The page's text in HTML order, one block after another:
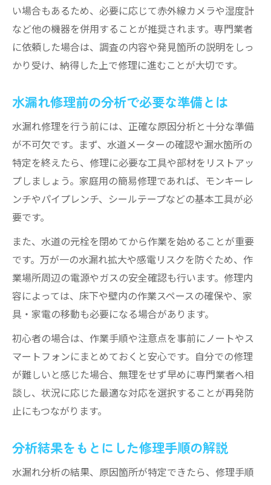
い場合もあるため、必要に応じて赤外線カメラや湿度計
など他の機器を併用することが推奨されます。専門業者
に依頼した場合は、調査の内容や発見箇所の説明をしっ
かり受け、納得した上で修理に進むことが大切です。
水漏れ修理前の分析で必要な準備とは
水漏れ修理を行う前には、正確な原因分析と十分な準備
が不可欠です。まず、水道メーターの確認や漏水箇所の
特定を終えたら、修理に必要な工具や部材をリストアッ
プしましょう。家庭用の簡易修理であれば、モンキーレ
ンチやパイプレンチ、シールテープなどの基本工具が必
要です。
また、水道の元栓を閉めてから作業を始めることが重要
です。万が一の水漏れ拡大や感電リスクを防ぐため、作
業場所周辺の電源やガスの安全確認も行います。修理内
容によっては、床下や壁内の作業スペースの確保や、家
具・家電の移動も必要になる場合があります。
初心者の場合は、作業手順や注意点を事前にノートやス
マートフォンにまとめておくと安心です。自分での修理
が難しいと感じた場合、無理をせず早めに専門業者へ相
談し、状況に応じた最適な対応を選択することが再発防
止にもつながります。
分析結果をもとにした修理手順の解説
水漏れ分析の結果、原因箇所が特定できたら、修理手順